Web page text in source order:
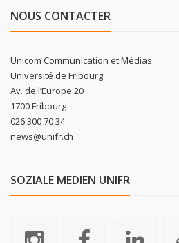
NOUS CONTACTER
Unicom Communication et Médias
Université de Fribourg
Av. de l’Europe 20
1700 Fribourg
026 300 70 34
news@unifr.ch
SOZIALE MEDIEN UNIFR